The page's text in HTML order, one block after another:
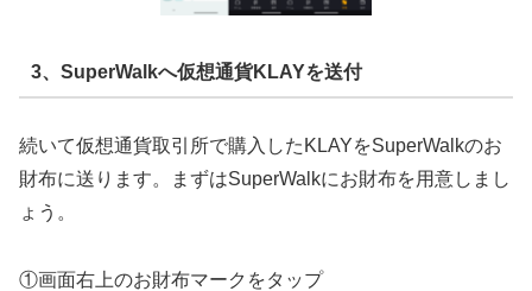
3、SuperWalkへ仮想通貨KLAYを送付
続いて仮想通貨取引所で購入したKLAYをSuperWalkのお
財布に送ります。まずはSuperWalkにお財布を用意しまし
ょう。
①画面右上のお財布マークをタップ